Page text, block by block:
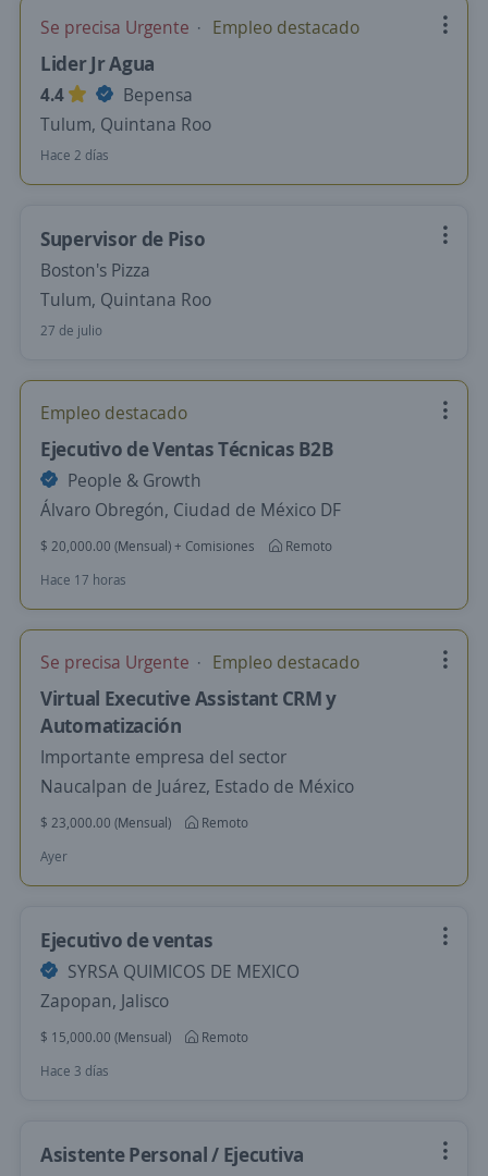
Se precisa Urgente Empleo destacado
Lider Jr Agua
4.4
Bepensa
Tulum, Quintana Roo
Hace 2 días
Supervisor de Piso
Boston's Pizza
Tulum, Quintana Roo
27 de julio
Empleo destacado
Ejecutivo de Ventas Técnicas B2B
People & Growth
Álvaro Obregón, Ciudad de México DF
$ 20,000.00 (Mensual) + Comisiones
Remoto
Hace 17 horas
Se precisa Urgente Empleo destacado
Virtual Executive Assistant CRM y
Automatización
Importante empresa del sector
Naucalpan de Juárez, Estado de México
$ 23,000.00 (Mensual)
Remoto
Ayer
Ejecutivo de ventas
SYRSA QUIMICOS DE MEXICO
Zapopan, Jalisco
$ 15,000.00 (Mensual)
Remoto
Hace 3 días
Asistente Personal / Ejecutiva